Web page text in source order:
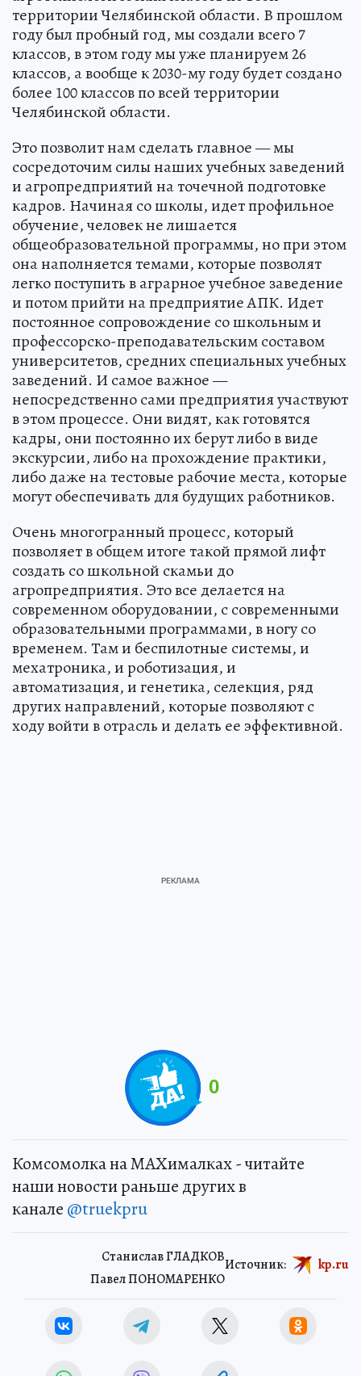
территории Челябинской области. В прошлом
году был пробный год, мы создали всего 7
классов, в этом году мы уже планируем 26
классов, а вообще к 2030-му году будет создано
более 100 классов по всей территории
Челябинской области.
Это позволит нам сделать главное — мы
сосредоточим силы наших учебных заведений
и агропредприятий на точечной подготовке
кадров. Начиная со школы, идет профильное
обучение, человек не лишается
общеобразовательной программы, но при этом
она наполняется темами, которые позволят
легко поступить в аграрное учебное заведение
и потом прийти на предприятие АПК. Идет
постоянное сопровождение со школьным и
профессорско-преподавательским составом
университетов, средних специальных учебных
заведений. И самое важное —
непосредственно сами предприятия участвуют
в этом процессе. Они видят, как готовятся
кадры, они постоянно их берут либо в виде
экскурсии, либо на прохождение практики,
либо даже на тестовые рабочие места, которые
могут обеспечивать для будущих работников.
Очень многогранный процесс, который
позволяет в общем итоге такой прямой лифт
создать со школьной скамьи до
агропредприятия. Это все делается на
современном оборудовании, с современными
образовательными программами, в ногу со
временем. Там и беспилотные системы, и
мехатроника, и роботизация, и
автоматизация, и генетика, селекция, ряд
других направлений, которые позволяют с
ходу войти в отрасль и делать ее эффективной.
0
Комсомолка на MAXималках - читайте
наши новости раньше других в
канале @truekpru
Станислав ГЛАДКОВ
Павел ПОНОМАРЕНКО
Источник: kp.ru